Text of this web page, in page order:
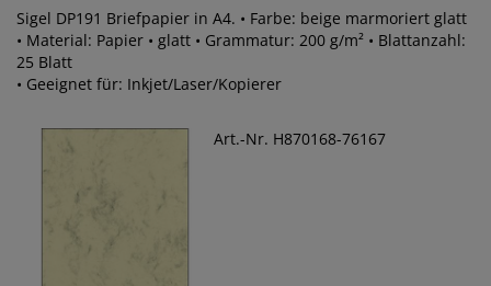
Sigel DP191 Briefpapier in A4. • Farbe: beige marmoriert glatt
• Material: Papier • glatt • Grammatur: 200 g/m² • Blattanzahl:
25 Blatt
• Geeignet für: Inkjet/Laser/Kopierer
Art.-Nr. H870168-76167